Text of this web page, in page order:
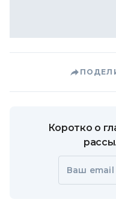
Коротко о
Ваш email